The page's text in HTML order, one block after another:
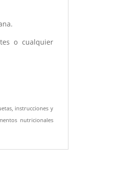
o cualquier
instrucciones y
nutricionales